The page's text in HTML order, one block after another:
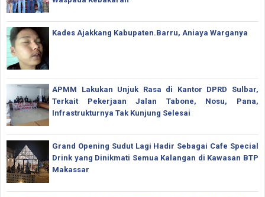
Kades Ajakkang Kabupaten.Barru, Aniaya Warganya
APMM Lakukan Unjuk Rasa di Kantor DPRD Sulbar,
Terkait Pekerjaan Jalan Tabone, Nosu, Pana,
Infrastrukturnya Tak Kunjung Selesai
Grand Opening Sudut Lagi Hadir Sebagai Cafe Special
Drink yang Dinikmati Semua Kalangan di Kawasan BTP
Makassar